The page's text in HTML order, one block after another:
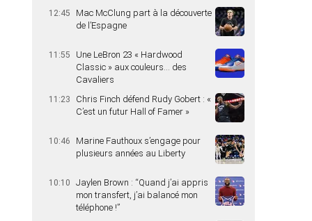
12:45
Mac McClung part à la découverte
de l’Espagne
11:55
Une LeBron 23 « Hardwood
Classic » aux couleurs… des
Cavaliers
11:23
Chris Finch défend Rudy Gobert : «
C’est un futur Hall of Famer »
10:46
Marine Fauthoux s’engage pour
plusieurs années au Liberty
10:10
Jaylen Brown : “Quand j’ai appris
mon transfert, j’ai balancé mon
téléphone !”